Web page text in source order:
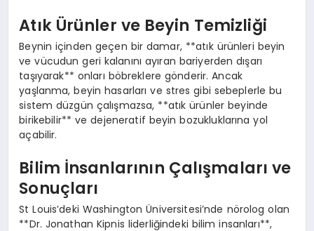
Atık Ürünler ve Beyin Temizliği
Beynin içinden geçen bir damar, **atık ürünleri beyin
ve vücudun geri kalanını ayıran bariyerden dışarı
taşıyarak** onları böbreklere gönderir. Ancak
yaşlanma, beyin hasarları ve stres gibi sebeplerle bu
sistem düzgün çalışmazsa, **atık ürünler beyinde
birikebilir** ve dejeneratif beyin bozukluklarına yol
açabilir.
Bilim İnsanlarının Çalışmaları ve
Sonuçları
St Louis’deki Washington Üniversitesi’nde nörolog olan
**Dr. Jonathan Kipnis liderliğindeki bilim insanları**,